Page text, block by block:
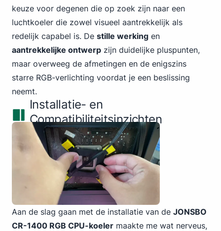
keuze voor degenen die op zoek zijn naar een
luchtkoeler die zowel visueel aantrekkelijk als
redelijk capabel is. De stille werking en
aantrekkelijke ontwerp zijn duidelijke pluspunten,
maar overweeg de afmetingen en de enigszins
starre RGB-verlichting voordat je een beslissing
neemt.
Installatie- en
Compatibiliteitsinzichten
Aan de slag gaan met de installatie van de JONSBO
CR-1400 RGB CPU-koeler maakte me wat nerveus,